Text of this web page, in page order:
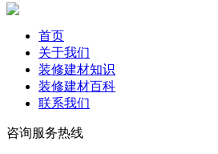
首页
关于我们
装修建材知识
装修建材百科
联系我们
咨询服务热线